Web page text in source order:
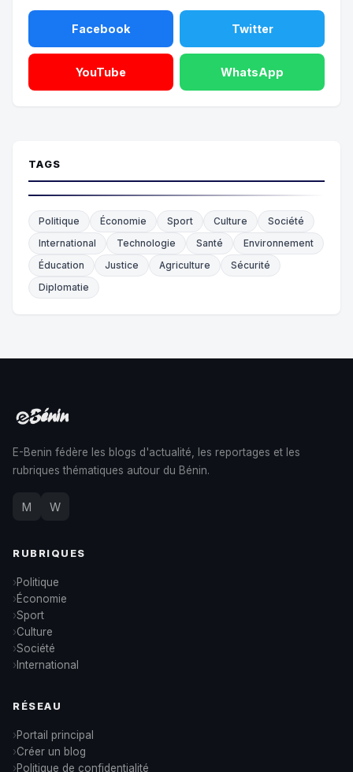
Facebook Twitter
YouTube WhatsApp
TAGS
Politique Économie Sport Culture
Société
International
Technologie Santé
Environnement
Éducation
Justice Agriculture
Sécurité
Diplomatie
E-Benin fédère les blogs d'actualité, les reportages et les
rubriques thématiques autour du Bénin.
M W
RUBRIQUES
Politique
Économie
Sport
Culture
Société
International
RÉSEAU
Portail principal
Créer un blog
Politique de confidentialité